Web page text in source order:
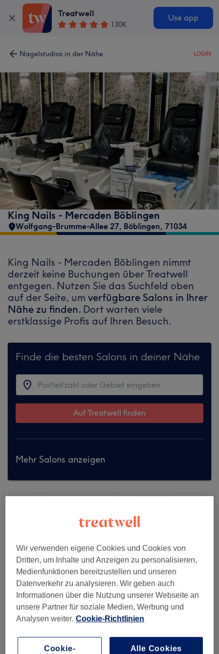
Treatwell
130K
Use app
Nagelstudios in der Nähe LOGIN
King Nails - Mercaden Böblingen
Wolfgang-Brumme-Allee 27, Böblingen, 71034
King Nails - Mercaden Böblingen nimmt
derzeit keine Buchungen über Treatwell
entgegen. Nutzen Sie das Suchfeld oben
auf der Seite, um verfügbare Salons in Ihrer
Nähe zu finden. Dort warten viele
erstklassige Profis auf Ihren Besuch.
Finde die besten Salons in deiner Nähe
Auf Treatwell finden
Mehr Salons anzeigen
Beauty Spectrum
Wir verwenden eigene Cookies und Cookies von
Dritten, um Inhalte und Anzeigen zu personalisieren,
Medienfunktionen bereitzustellen und unseren
Datenverkehr zu analysieren. Wir geben auch
Informationen über die Nutzung unserer Webseite an
unsere Partner für soziale Medien, Werbung und
Analysen weiter. Cookie-Richtlinien
Cookie-
Alle Cookies